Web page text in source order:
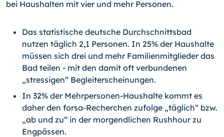
bei Haushalten mit vier und mehr Personen.
Das statistische deutsche Durchschnittsbad
nutzen täglich 2,1 Personen. In 25% der Haushalte
müssen sich drei und mehr Familienmitglieder das
Bad teilen - mit den damit oft verbundenen
„stressigen“ Begleiterscheinungen.
In 32% der Mehrpersonen-Haushalte kommt es
daher den forsa-Re­cher­chen zufolge „täglich“ bzw.
„ab und zu“ in der morgendlichen Rushhour zu
Engpässen.